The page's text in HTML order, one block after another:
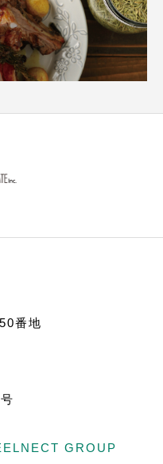
番地
GROUP